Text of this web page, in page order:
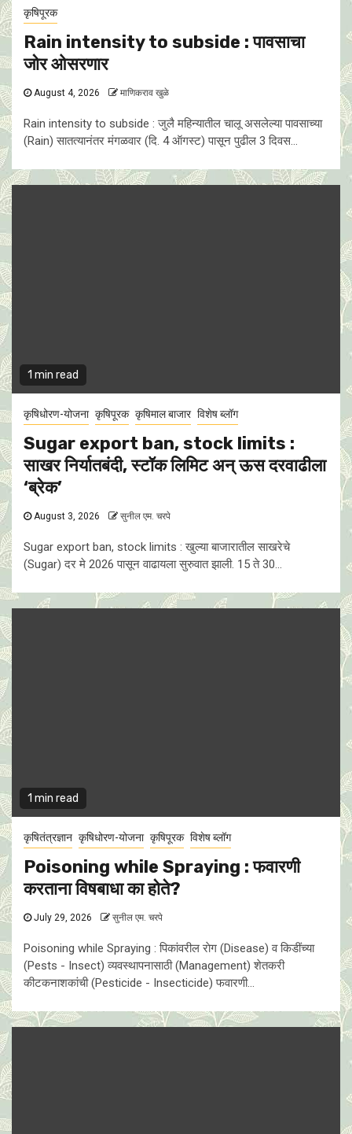
कृषिपूरक
Rain intensity to subside : पावसाचा
जोर ओसरणार
August 4, 2026 माणिकराव खुळे
Rain intensity to subside : जुलै महिन्यातील चालू असलेल्या पावसाच्या
(Rain) सातत्यानंतर मंगळवार (दि. 4 ऑगस्ट) पासून पुढील 3 दिवस...
1 min read
कृषिधोरण-योजना कृषिपूरक कृषिमाल बाजार विशेष ब्लॉग
Sugar export ban, stock limits :
साखर निर्यातबंदी, स्टॉक लिमिट अन् ऊस दरवाढीला
‘ब्रेक’
August 3, 2026 सुनील एम. चरपे
Sugar export ban, stock limits : खुल्या बाजारातील साखरेचे
(Sugar) दर मे 2026 पासून वाढायला सुरुवात झाली. 15 ते 30...
1 min read
कृषितंत्रज्ञान कृषिधोरण-योजना कृषिपूरक विशेष ब्लॉग
Poisoning while Spraying : फवारणी
करताना विषबाधा का हाेते?
July 29, 2026 सुनील एम. चरपे
Poisoning while Spraying : पिकांवरील राेग (Disease) व किडींच्या
(Pests - Insect) व्यवस्थापनासाठी (Management) शेतकरी
कीटकनाशकांची (Pesticide - Insecticide) फवारणी...